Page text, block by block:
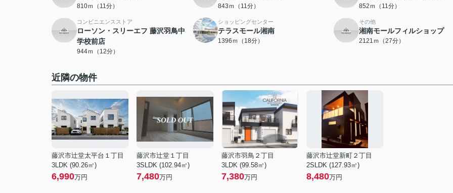
810ｍ（11分） 843ｍ（11分） 852ｍ（11分）
コンビニエンスストア
ローソン・スリーエフ 藤沢羽鳥中
学校前店
944ｍ（12分）
ショッピングセンター
テラスモール湘南
1396ｍ（18分）
その他
湘南モールフィルショップ
2121ｍ（27分）
近隣の物件
藤沢市辻堂太平台１丁目
3LDK (90.26㎡)
6,990万円
藤沢市辻堂１丁目
3SLDK (102.94㎡)
7,480万円
藤沢市羽鳥２丁目
3LDK (99.58㎡)
7,380万円
藤沢市辻堂新町２丁目
2SLDK (127.93㎡)
8,480万円